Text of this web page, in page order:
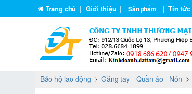
Trang chủ | Giới thiệu | Sản phẩm | Tin tức
Bảo hộ lao động Găng tay - Quần áo - Nón